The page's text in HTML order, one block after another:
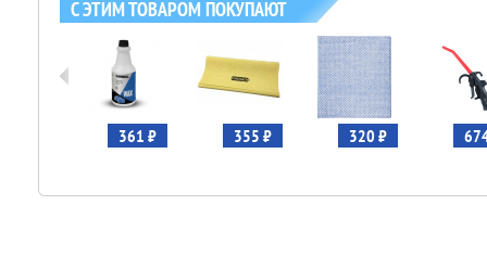
С ЭТИМ ТОВАРОМ ПОКУПАЮТ
361 ₽ 355 ₽ 320 ₽